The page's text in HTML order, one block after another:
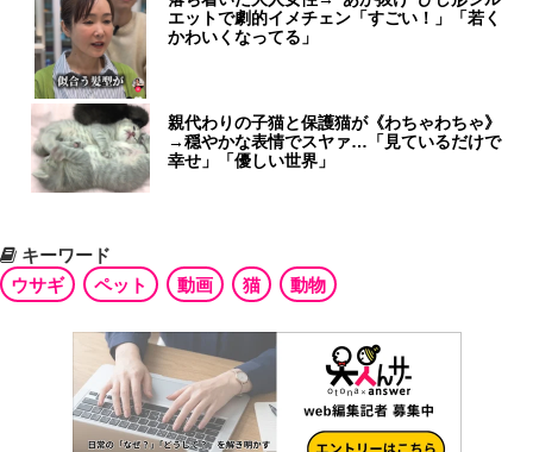
エットで劇的イメチェン「すごい！」「若く
かわいくなってる」
親代わりの子猫と保護猫が《わちゃわちゃ》
→穏やかな表情でスヤァ…「見ているだけで
幸せ」「優しい世界」
キーワード
ウサギ
ペット 動画 猫 動物